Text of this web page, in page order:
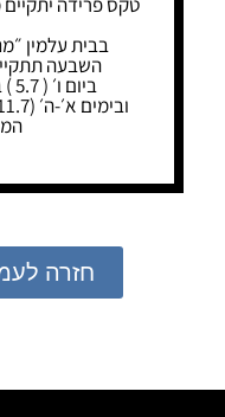
בבית עלמין
השבעה תתקיים
ביום ו׳ ( 5.7 ) בין השעות 10:00 – 15:00
ובימים א׳-ה׳ (7-11.7) בין השעות 10:00 – 19:00
חזרה